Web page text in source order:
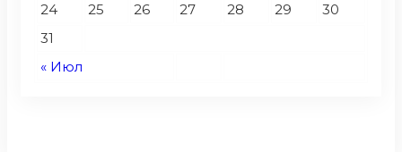
« Июл
24
25 26 27 28 29
30
31